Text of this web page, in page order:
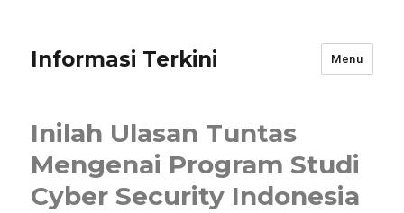
Informasi Terkini Menu
Inilah Ulasan Tuntas
Mengenai Program Studi
Cyber Security Indonesia